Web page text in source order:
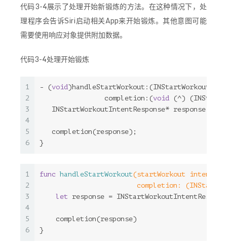
代码3-4展示了处理开始新锻炼的方法。在这种情况下，处
理程序会告诉Siri启动相关App来开始锻炼。其他意图可能
需要使用响应对象提供附加数据。
代码3-4处理开始锻炼
1
2
3
4
5
6
- (void
                completion:(
void (^)
INStartWorkoutIntentResponse* response =
   completion(response);
}
1
2
3
4
5
6
func handleStartWorkout(startWorkout intent:
                        completion:
let response =
    completion(response)
}